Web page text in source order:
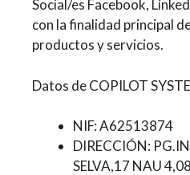
Social/es Facebook,
con la finalidad principal
productos y servicios.
Datos de COPILOT
NIF: A62513874
DIRECCIÓN:
SELVA,17 NAU